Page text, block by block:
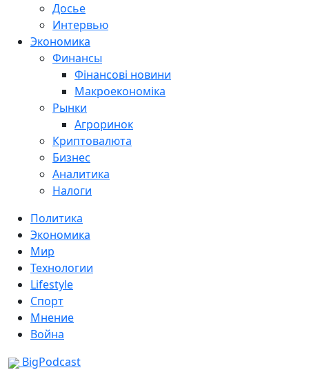
Досье
Интервью
Экономика
Финансы
Фінансові новини
Макроекономіка
Рынки
Агроринок
Криптовалюта
Бизнес
Аналитика
Налоги
Политика
Экономика
Мир
Технологии
Lifestyle
Спорт
Мнение
Война
BigPodcast